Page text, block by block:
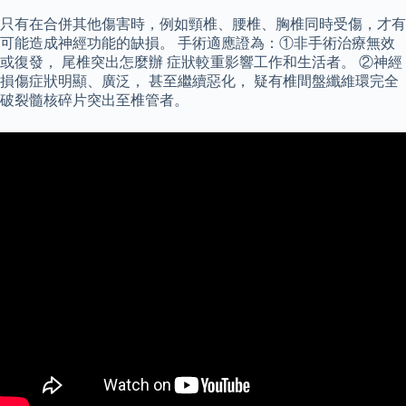
只有在合併其他傷害時，例如頸椎、腰椎、胸椎同時受傷，才有
可能造成神經功能的缺損。 手術適應證為：①非手術治療無效
或復發， 尾椎突出怎麼辦 症狀較重影響工作和生活者。 ②神經
損傷症狀明顯、廣泛， 甚至繼續惡化， 疑有椎間盤纖維環完全
破裂髓核碎片突出至椎管者。